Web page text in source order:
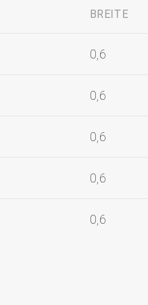
BREITE
0,6
0,6
0,6
0,6
0,6